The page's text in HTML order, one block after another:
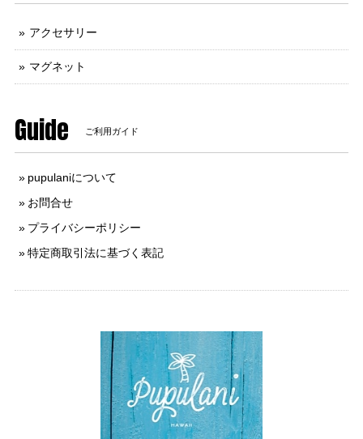
アクセサリー
マグネット
Guide ご利用ガイド
pupulaniについて
お問合せ
プライバシーポリシー
特定商取引法に基づく表記